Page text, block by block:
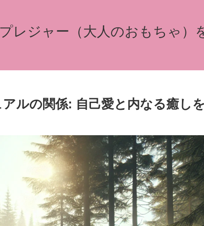
レジャー（大人のおもちゃ）
ルの関係: 自己愛と内なる癒しを